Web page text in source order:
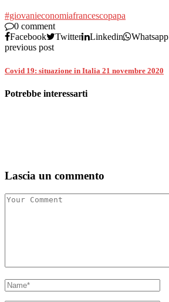
#giovanieconomiafrancescopapa
0 comment
Facebook
Twitter Linkedin
Whatsapp
previous post
Covid 19: situazione in Italia 21 novembre 2020
Potrebbe interessarti
Lascia un commento